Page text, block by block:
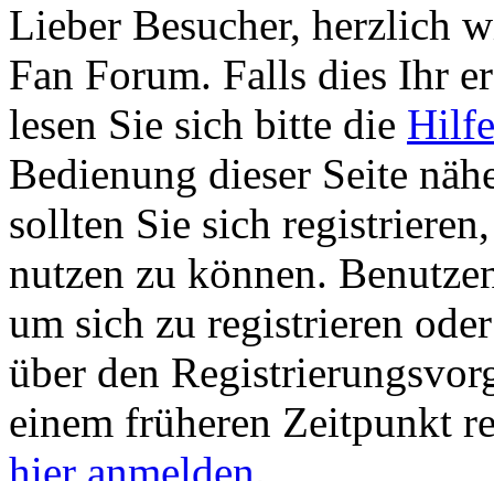
Lieber Besucher, herzlich
Fan Forum. Falls dies Ihr
lesen Sie sich bitte die Hilfe
Bedienung dieser Seite
sollten Sie sich
nutzen zu können.
um sich zu registrieren
über den
einem früheren Zeitpunkt